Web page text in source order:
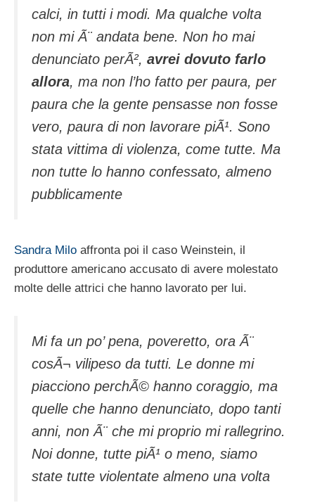
calci, in tutti i modi. Ma qualche volta
non mi Ã¨ andata bene. Non ho mai
denunciato perÃ², avrei dovuto farlo
allora, ma non l’ho fatto per paura, per
paura che la gente pensasse non fosse
vero, paura di non lavorare piÃ¹. Sono
stata vittima di violenza, come tutte. Ma
non tutte lo hanno confessato, almeno
pubblicamente
Sandra Milo affronta poi il caso Weinstein, il
produttore americano accusato di avere molestato
molte delle attrici che hanno lavorato per lui.
Mi fa un po’ pena, poveretto, ora Ã¨
cosÃ¬ vilipeso da tutti. Le donne mi
piacciono perchÃ© hanno coraggio, ma
quelle che hanno denunciato, dopo tanti
anni, non Ã¨ che mi proprio mi rallegrino.
Noi donne, tutte piÃ¹ o meno, siamo
state tutte violentate almeno una volta